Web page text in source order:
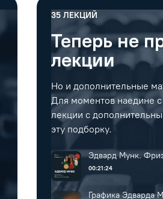
35 ЛЕКЦИЙ
Теперь не
лекции
Но и дополнительные
Для моментов наедине
лекции с
эту подборку.
Эдвард Мунк.
00:21:24
Графика Эдварда